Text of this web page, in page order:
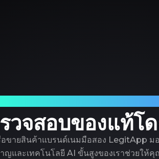
วจสอบของแท้โ
ขายสินค้าแบรนด์เนมมือสอง LegitApp ม
ญและเทคโนโลยี AI ขั้นสูงของเราช่วยให้